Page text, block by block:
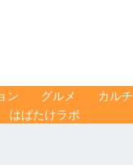
ン グルメ カル
はばたけラボ